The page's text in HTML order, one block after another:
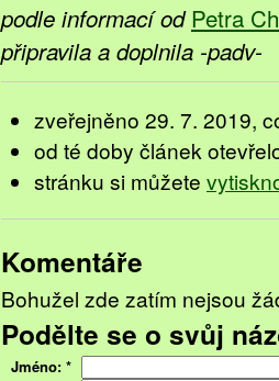
podle informací od Petra
připravila a doplnila -padv-
zveřejněno 29. 7. 2019,
od té doby článek
stránku si můžete
Komentáře
Bohužel zde zatím nejsou
Podělte se o svůj
Jméno: *